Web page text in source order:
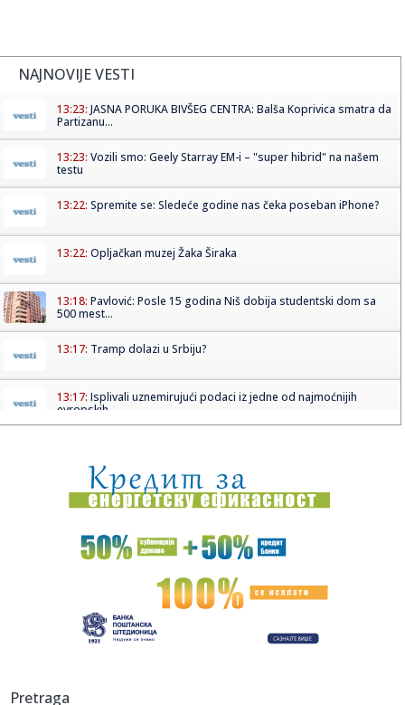
NAJNOVIJE VESTI
13:23: JASNA PORUKA BIVŠEG CENTRA: Balša Koprivica smatra da
Partizanu...
13:23: Vozili smo: Geely Starray EM-i – "super hibrid" na našem
testu
13:22: Spremite se: Sledeće godine nas čeka poseban iPhone?
13:22: Opljačkan muzej Žaka Širaka
13:18: Pavlović: Posle 15 godina Niš dobija studentski dom sa
500 mest...
13:17: Tramp dolazi u Srbiju?
13:17: Isplivali uznemirujući podaci iz jedne od najmoćnijih
evropskih...
13:16:Пројекција филма “Сањани” ...
13:16:ZLATIBORE MOJ MEDENI: Od 6. do 9. avgusta sajam meda
na Kraljevom...
Novi Zakon uslađen 98,4 odsto sa Evropskom unijom
13:15:FOTO: Završena izgradnja fiskulturne sale u Gimnaziji "Laza
Draškovi...
Pretraga